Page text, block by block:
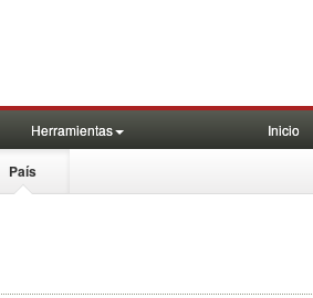
Herramientas Inicio
País